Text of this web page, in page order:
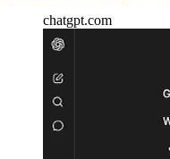
chatgpt.com